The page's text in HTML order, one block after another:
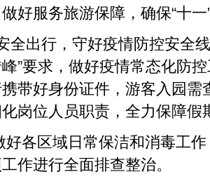
好服务旅游保障，确保“十
全出行，守好疫情防控安全
”要求，做好疫情常态化防
带好身份证件，游客入园
岗位人员职责，全力保障假
好各区域日常保洁和消毒工
作进行全面排查整治。